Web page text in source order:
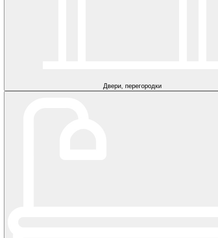
Двери, перегородки